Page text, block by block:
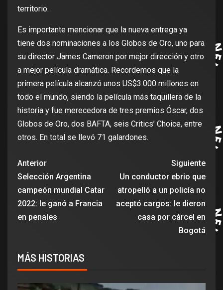
territorio.
Es importante mencionar que la nueva entrega ya
tiene dos nominaciones a los Globos de Oro, uno para
su director James Cameron por mejor dirección y otro
a mejor película dramática. Recordemos que la
primera película alcanzó unos US$3.000 millones en
todo el mundo, siendo la película más taquillera de la
historia y fue merecedora de tres premios Óscar, dos
Globos de Oro, dos BAFTA, seis Critics’ Choice, entre
otros. En total se llevó 71 galardones.
Anterior
Selección Argentina
campeón mundial Catar
2022: le ganó a Francia
en penales
Siguiente
Un conductor ebrio que
atropelló a un policía no
aceptó cargos: le dieron
casa por cárcel en
Bogotá
MÁS HISTORIAS